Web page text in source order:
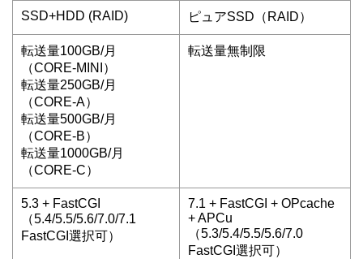
SSD+HDD (RAID) ピュアSSD（RAID）
転送量100GB/月
（CORE-MINI）
転送量250GB/月
（CORE-A）
転送量500GB/月
（CORE-B）
転送量1000GB/月
（CORE-C）
転送量無制限
5.3 + FastCGI
（5.4/5.5/5.6/7.0/7.1
FastCGI選択可）
7.1 + FastCGI + OPcache
+ APCu
（5.3/5.4/5.5/5.6/7.0
FastCGI選択可）